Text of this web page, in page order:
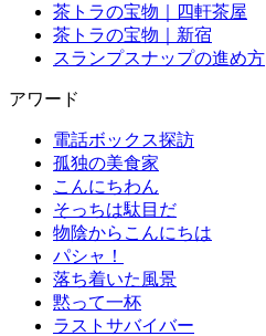
茶トラの宝物｜四軒茶屋
茶トラの宝物｜新宿
スランプスナップの進め方
アワード
電話ボックス探訪
孤独の美食家
こんにちわん
そっちは駄目だ
物陰からこんにちは
パシャ！
落ち着いた風景
黙って一杯
ラストサバイバー